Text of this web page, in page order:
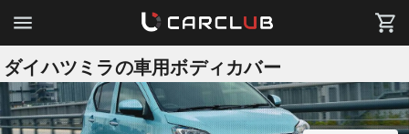
ダイハツミラの車用ボディカバー